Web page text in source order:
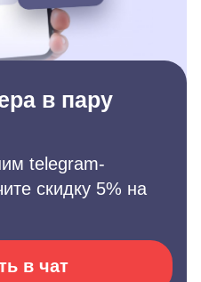
в пару
telegram-
скидку 5% на
в чат